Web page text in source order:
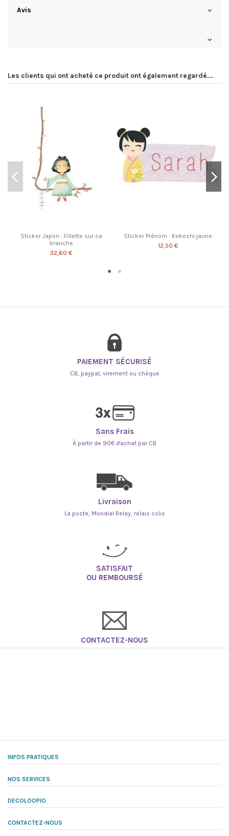
Avis
Les clients qui ont acheté ce produit ont également regardé...
Sticker Japon : Fillette sur sa
branche
32,60 €
Sticker Prénom : Kokeshi jaune
12,50 €
PAIEMENT SÉCURISÉ
CB, paypal, virement ou chèque
Sans Frais
À partir de 90€ d'achat par CB
Livraison
La poste, Mondial Relay, relais colis
SATISFAIT
OU REMBOURSÉ
CONTACTEZ-NOUS
INFOS PRATIQUES
NOS SERVICES
DECOLOOPIO
CONTACTEZ-NOUS